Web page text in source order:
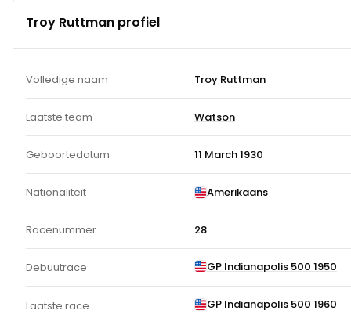
Troy Ruttman profiel
Volledige naam Troy Ruttman
Laatste team Watson
Geboortedatum 11 March 1930
Nationaliteit Amerikaans
Racenummer 28
Debuutrace GP Indianapolis 500 1950
Laatste race GP Indianapolis 500 1960